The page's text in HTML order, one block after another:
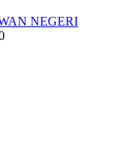
NEGERI